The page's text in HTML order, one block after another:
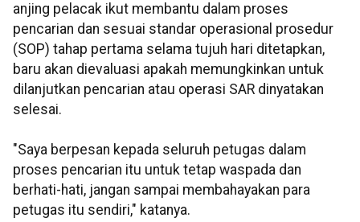
anjing pelacak ikut membantu dalam proses
pencarian dan sesuai standar operasional prosedur
(SOP) tahap pertama selama tujuh hari ditetapkan,
baru akan dievaluasi apakah memungkinkan untuk
dilanjutkan pencarian atau operasi SAR dinyatakan
selesai.
"Saya berpesan kepada seluruh petugas dalam
proses pencarian itu untuk tetap waspada dan
berhati-hati, jangan sampai membahayakan para
petugas itu sendiri," katanya.